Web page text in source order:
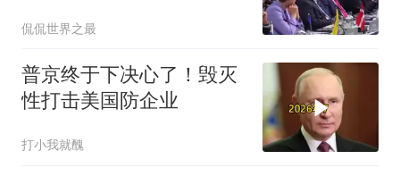
雷”
侃侃世界之最
普京终于下决心了！毁灭
性打击美国防企业
打小我就醜